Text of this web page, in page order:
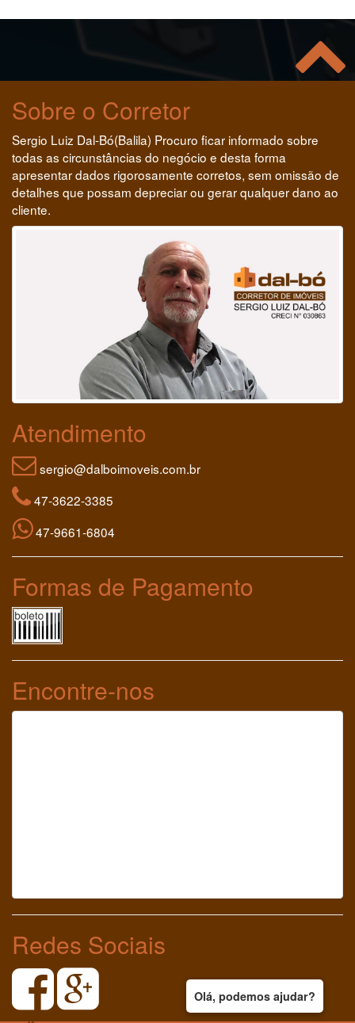
Sobre o Corretor
Sergio Luiz Dal-Bó(Balila) Procuro ficar informado sobre
todas as circunstâncias do negócio e desta forma
apresentar dados rigorosamente corretos, sem omissão de
detalhes que possam depreciar ou gerar qualquer dano ao
cliente.
Atendimento
sergio@dalboimoveis.com.br
47-3622-3385
47-9661-6804
Formas de Pagamento
Encontre-nos
Redes Sociais
Olá, podemos ajudar?